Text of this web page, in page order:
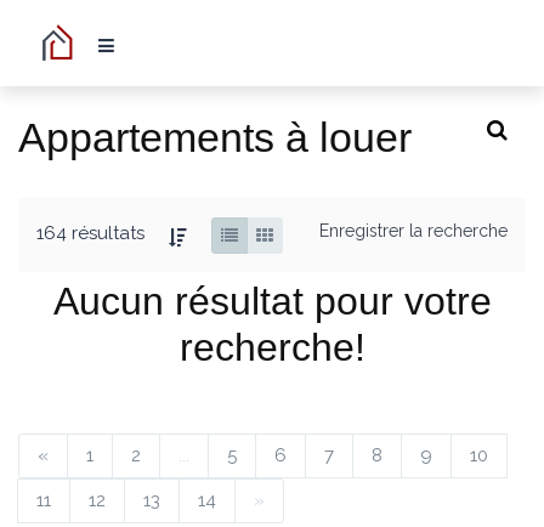
Appartements à louer
164 résultats Enregistrer la recherche
Aucun résultat pour votre
recherche!
« 1 2 ... 5 6 7 8 9 10
11 12 13 14 »